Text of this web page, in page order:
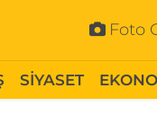
Foto
SİYASET